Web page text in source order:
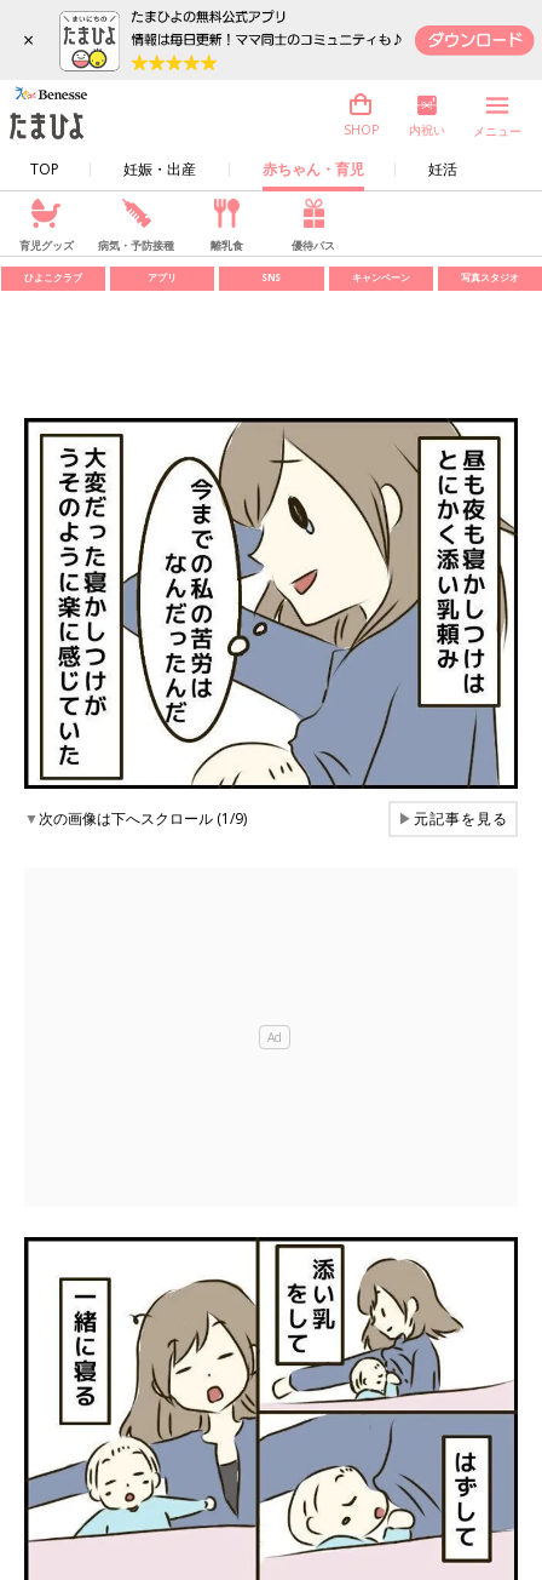
×
TOP 妊娠・出産 赤ちゃん・育児 妊活
SHOP 内祝い メニュー
育児グッズ 病気・予防接種 離乳食 優待パス
ひよこクラブ アプリ SNS キャンペーン 写真スタジオ
▼次の画像は下へスクロール (1/9) ▶元記事を見る